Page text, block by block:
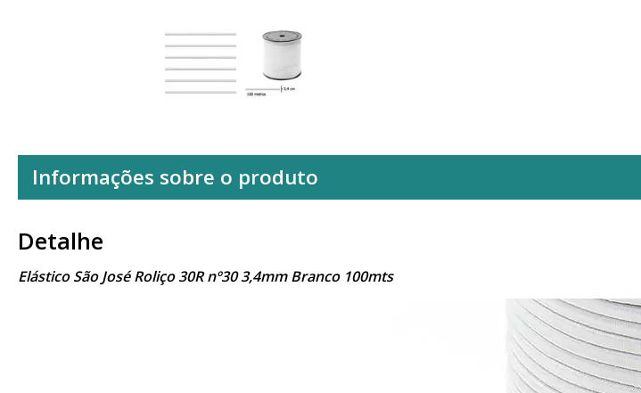
Informações sobre o produto
Detalhe
Elástico São José Roliço 30R nº30 3,4mm Branco 100mts